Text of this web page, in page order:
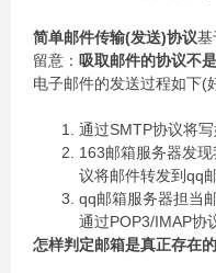
简单邮件传输(发送)协议基
留意： 吸取邮件的协议不
电子邮件的发送过程如下(
通过SMTP协议将
163邮箱服务器发
议将邮件转发到qq
qq邮箱服务器担当
通过POP3/IMAP协
怎样判定邮箱是真正存在